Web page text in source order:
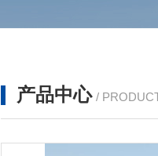
产品中心 /